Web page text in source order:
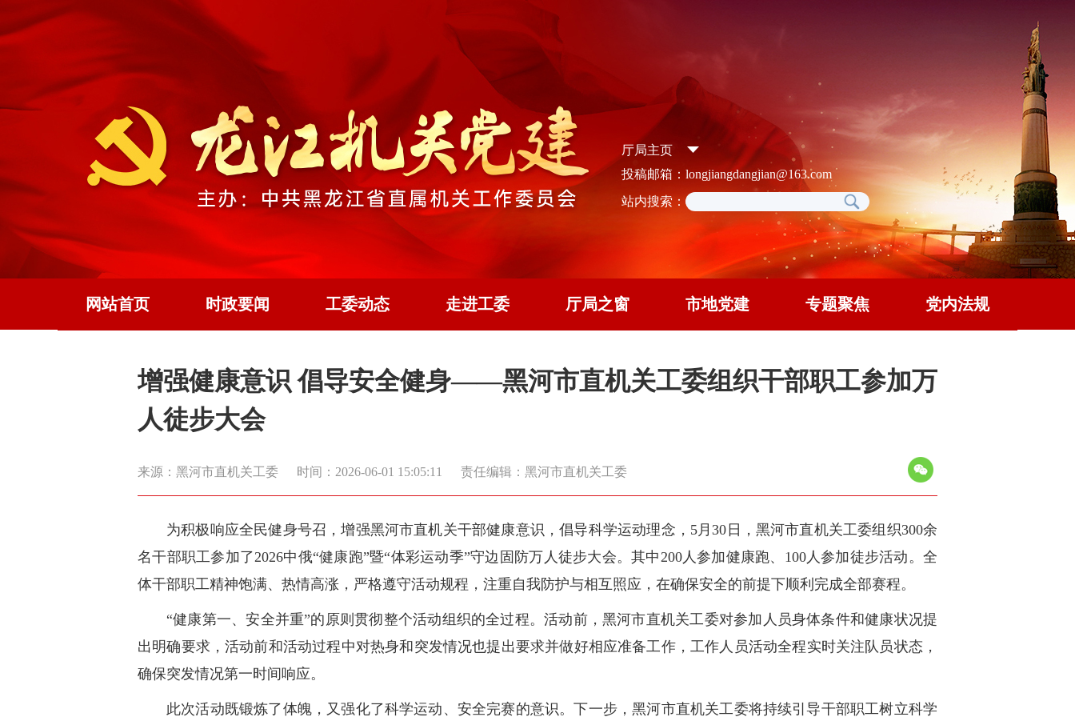
厅局主页
投稿邮箱：longjiangdangjian@163.com
站内搜索：
网站首页 时政要闻 工委动态 走进工委 厅局之窗 市地党建 专题聚焦 党内法规
增强健康意识 倡导安全健身——黑河市直机关工委组织干部职工参加万
人徒步大会
来源：黑河市直机关工委 时间：2026-06-01 15:05:11 责任编辑：黑河市直机关工委
为积极响应全民健身号召，增强黑河市直机关干部健康意识，倡导科学运动理念，5月30日，黑河市直机关工委组织300余
名干部职工参加了2026中俄“健康跑”暨“体彩运动季”守边固防万人徒步大会。其中200人参加健康跑、100人参加徒步活动。全
体干部职工精神饱满、热情高涨，严格遵守活动规程，注重自我防护与相互照应，在确保安全的前提下顺利完成全部赛程。
“健康第一、安全并重”的原则贯彻整个活动组织的全过程。活动前，黑河市直机关工委对参加人员身体条件和健康状况提
出明确要求，活动前和活动过程中对热身和突发情况也提出要求并做好相应准备工作，工作人员活动全程实时关注队员状态，
确保突发情况第一时间响应。
此次活动既锻炼了体魄，又强化了科学运动、安全完赛的意识。下一步，黑河市直机关工委将持续引导干部职工树立科学